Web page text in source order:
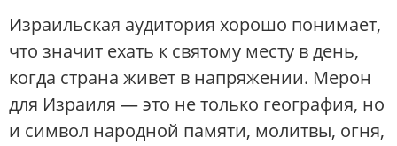
Израильская аудитория хорошо понимает,
что значит ехать к святому месту в день,
когда страна живет в напряжении. Мерон
для Израиля — это не только география, но
и символ народной памяти, молитвы, огня,